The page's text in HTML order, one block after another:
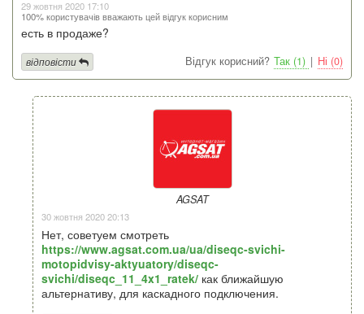
29 жовтня 2020 17:10
100% користувачів вважають цей відгук корисним
есть в продаже?
Відгук корисний? Так (1) | Ні (0)
відповісти
AGSAT
30 жовтня 2020 20:13
Нет, советуем смотреть
https://www.agsat.com.ua/ua/diseqc-svichi-
motopidvisy-aktyuatory/diseqc-
svichi/diseqc_11_4x1_ratek/ как ближайшую
альтернативу, для каскадного подключения.